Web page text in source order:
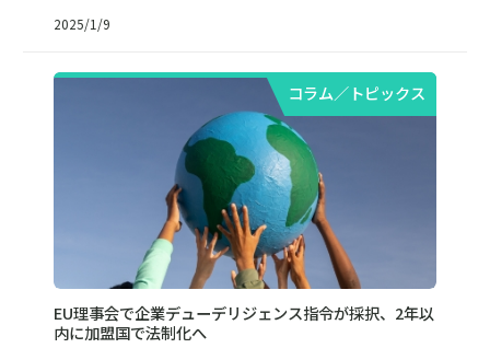
2025/1/9
コラム／トピックス
EU理事会で企業デューデリジェンス指令が採択、2年以
内に加盟国で法制化へ